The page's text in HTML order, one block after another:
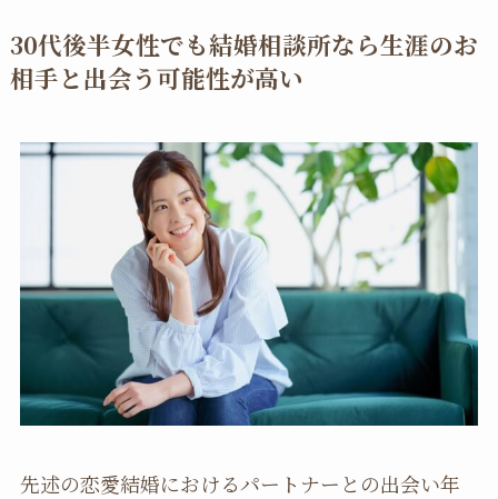
30代後半女性でも結婚相談所なら生涯のお
相手と出会う可能性が高い
先述の恋愛結婚におけるパートナーとの出会い年